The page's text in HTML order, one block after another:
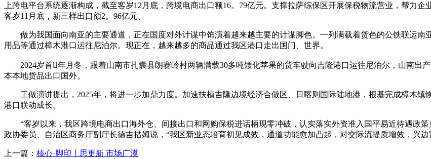
上跨电平台系统逐渐构成，截至客岁12月底，跨境电商出口额16。79亿元。支撑拉萨综保区开展保税物流营业，帮力
客岁11月底，新三样出口额2。96亿元。
做为我国面向南亚的主要通道，正在国度对外计谋中饰演着越来越主要的计谋脚色。一列满载着货色的公铁联运南
用品等通过樟木港口运往尼泊尔。现正在，越来越多的商品通过我区港口走出国门、世界。
2024岁首年月冬，跟着山南市扎囊县朗赛岭村两辆满载30多吨矮化苹果的货车驶向吉隆港口运往尼泊尔，山南出
本本地货品出口国外。
工做演讲提出，2025年，将进一步加鼎力度。加速扶植吉隆边境经济合做区、日喀则国际陆地港，根基完成樟木镇
港口联动成长。
“客岁以来，我区跨境电商出口海外仓、间接出口和网购保税进话柄现零冲破，认实落实外资准入国平易近待遇政
政协委员、自治区商务厅副厅长德吉措姆说，“我区新业态培育初见成效，通道功能愈加凸起，对交际流提质增效，兴
上一篇： 核心·脚印丨思更新 市场广漠